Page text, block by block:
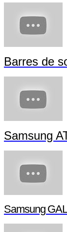
Barres de
Samsung
Samsung GALAXY